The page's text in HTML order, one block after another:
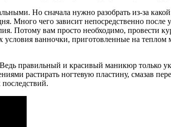
Но сначала нужно разобрать из-за
Много чего зависит непосредственно после
Потому вам просто необходимо,
ванночки, приготовленные на теплом
правильный и красивый маникюр только
растирать ногтевую пластину, смазав